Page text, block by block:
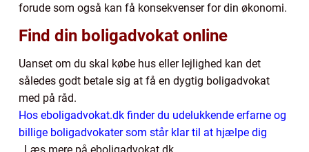
forude som også kan få konsekvenser for din økonomi.
Find din boligadvokat online
Uanset om du skal købe hus eller lejlighed kan det
således godt betale sig at få en dygtig boligadvokat
med på råd.
Hos eboligadvokat.dk finder du udelukkende erfarne og
billige boligadvokater som står klar til at hjælpe dig
. Læs mere på eboligadvokat.dk